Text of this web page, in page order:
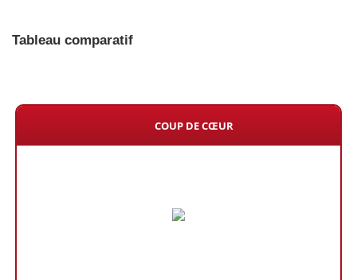
Tableau comparatif
COUP DE CŒUR